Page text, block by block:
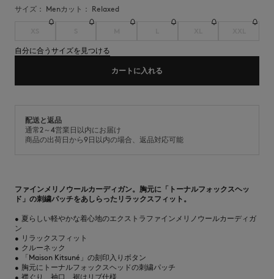
サイズ： menカット： relaxed
自分に合うサイズを見つける
カートに入れる
配送と返品
通常2～4営業日以内にお届け
商品の出荷日から9日以内の場合、返品対応可能
ファインメリノウールカーディガン。胸元に「トーナルフォックスヘッ
ド」の刺繍パッチをあしらったリラックスフィット。
• 夏らしい軽やかな着心地のエクストラファインメリノウールカーディガ
ン
• リラックスフィット
• クルーネック
•
「Maison Kitsuné」の刻印入りボタン
• 胸元にトーナルフォックスヘッドの刺繍パッチ
• 襟ぐり、袖口、裾はリブ仕様